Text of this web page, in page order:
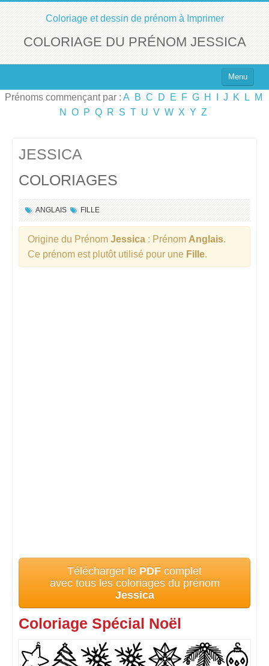
Coloriage et dessin de prénom à Imprimer
COLORIAGE DU PRÉNOM JESSICA
Menu
Top 100 des Prénoms
Prénoms commençant par : A B C D E F G H J K L
M
N
O P Q R S T U V W X Y Z
JESSICA
COLORIAGES
ANGLAIS FILLE
Origine du Prénom Jessica : Prénom Anglais.
Ce prénom est plutôt utilisé pour une Fille.
Télécharger le PDF complet
avec tous les coloriages du prénom
Jessica
Coloriage Spécial Noël